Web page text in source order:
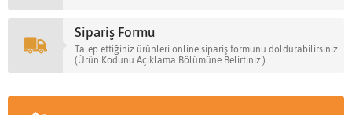
Sipariş Formu
Talep ettiğiniz ürünleri online sipariş formunu doldurabilirsiniz.
(Ürün Kodunu Açıklama Bölümüne Belirtiniz.)